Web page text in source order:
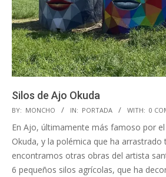
Silos de Ajo Okuda
2023-
05-
08
BY: MONCHO IN: PORTADA WITH: 0
En Ajo, últimamente más famoso por
Okuda, y la polémica que ha arrastrado
encontramos otras obras del artista
6 pequeños silos agrícolas, que ha